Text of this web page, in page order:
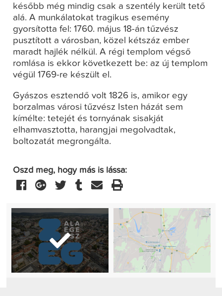
később még mindig csak a szentély került tető
alá. A munkálatokat tragikus esemény
gyorsította fel: 1760. május 18-án tűzvész
pusztított a városban, közel kétszáz ember
maradt hajlék nélkül. A régi templom végső
romlása is ekkor következett be: az új templom
végül 1769-re készült el.
Gyászos esztendő volt 1826 is, amikor egy
borzalmas városi tűzvész Isten házát sem
kímélte: tetejét és tornyának sisakját
elhamvasztotta, harangjai megolvadtak,
boltozatát megrongálta.
Oszd meg, hogy más is lássa: